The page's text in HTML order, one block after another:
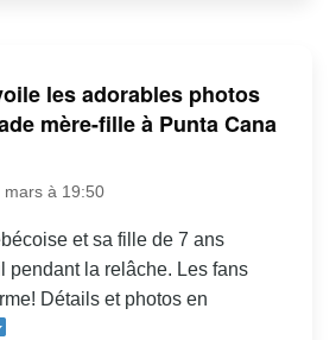
les adorables photos
mère-fille à Punta Cana
mars à 19:50
et sa fille de 7 ans
pendant la relâche. Les fans
Détails et photos en